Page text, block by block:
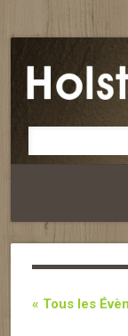
« Tous les